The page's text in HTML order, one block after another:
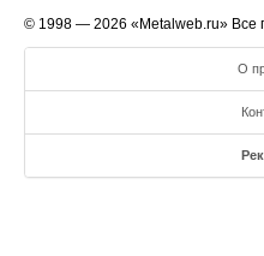
© 1998 — 2026 «Metalweb.ru»
О